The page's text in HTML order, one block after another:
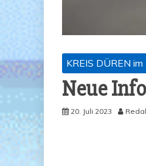
KREIS DÜREN im
Neue
20. Juli 2023